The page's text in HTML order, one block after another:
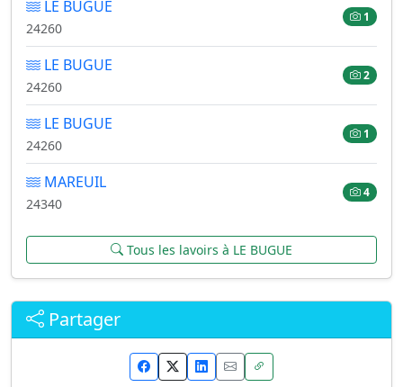
LE BUGUE
24260
1
LE BUGUE
24260
2
LE BUGUE
24260
1
MAREUIL
24340
4
Tous les lavoirs à LE BUGUE
Partager